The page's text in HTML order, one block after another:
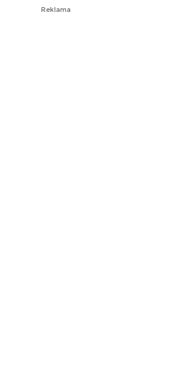
Reklama